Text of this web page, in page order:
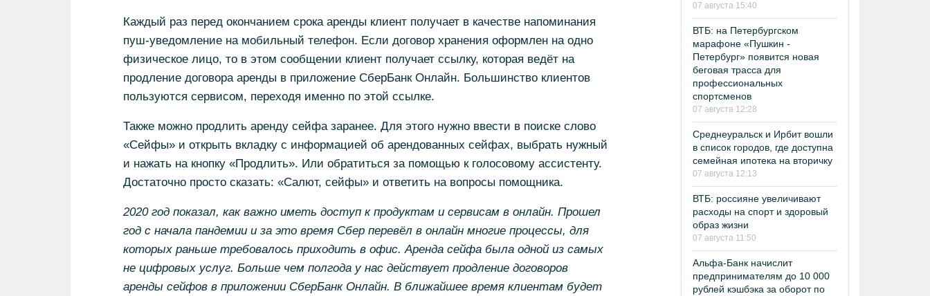
Каждый раз перед окончанием срока аренды клиент получает в качестве напоминания
пуш-уведомление на мобильный телефон. Если договор хранения оформлен на одно
физическое лицо, то в этом сообщении клиент получает ссылку, которая ведёт на
продление договора аренды в приложение СберБанк Онлайн. Большинство клиентов
пользуются сервисом, переходя именно по этой ссылке.
Также можно продлить аренду сейфа заранее. Для этого нужно ввести в поиске слово
«Сейфы» и открыть вкладку с информацией об арендованных сейфах, выбрать нужный
и нажать на кнопку «Продлить». Или обратиться за помощью к голосовому ассистенту.
Достаточно просто сказать: «Салют, сейфы» и ответить на вопросы помощника.
2020 год показал, как важно иметь доступ к продуктам и сервисам в онлайн. Прошел
год с начала пандемии и за это время Сбер перевёл в онлайн многие процессы, для
которых раньше требовалось приходить в офис. Аренда сейфа была одной из самых
не цифровых услуг. Больше чем полгода у нас действует продление договоров
аренды сейфов в приложении СберБанк Онлайн. В ближайшее время клиентам будет
07 августа 15:40
ВТБ: на Петербургском
марафоне «Пушкин -
Петербург» появится новая
беговая трасса для
профессиональных
спортсменов
07 августа 12:28
Среднеуральск и Ирбит вошли
в список городов, где доступна
семейная ипотека на вторичку
07 августа 12:13
ВТБ: россияне увеличивают
расходы на спорт и здоровый
образ жизни
07 августа 11:50
Альфа-Банк начислит
предпринимателям до 10 000
рублей кэшбэка за оборот по